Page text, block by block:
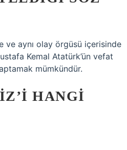
ve aynı olay örgüsü içerisinde
Kemal Atatürk’ün vefat
mümkündür.
HANGI